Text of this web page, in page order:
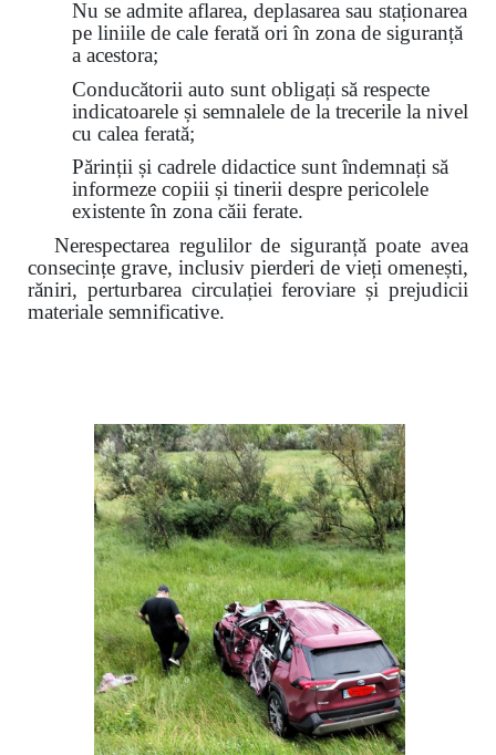
Nu se admite aflarea, deplasarea sau staționarea
pe liniile de cale ferată ori în zona de siguranță
a acestora;
Conducătorii auto sunt obligați să respecte
indicatoarele și semnalele de la trecerile la nivel
cu calea ferată;
Părinții și cadrele didactice sunt îndemnați să
informeze copiii și tinerii despre pericolele
existente în zona căii ferate.
Nerespectarea regulilor de siguranță poate avea
consecințe grave, inclusiv pierderi de vieți omenești,
răniri, perturbarea circulației feroviare și prejudicii
materiale semnificative.